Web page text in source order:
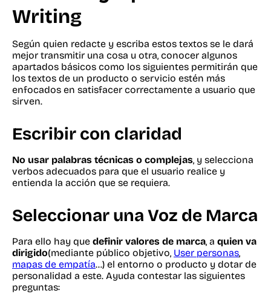
Writing
Según quien redacte y escriba estos textos se le dará
mejor transmitir una cosa u otra, conocer algunos
apartados básicos como los siguientes permitirán que
los textos de un producto o servicio estén más
enfocados en satisfacer correctamente a usuario que
sirven.
Escribir con claridad
No usar palabras técnicas o complejas, y selecciona
verbos adecuados para que el usuario realice y
entienda la acción que se requiera.
Seleccionar una Voz de Marca
Para ello hay que definir valores de marca, a quien va
dirigido(mediante público objetivo, User personas,
mapas de empatía…) el entorno o producto y dotar de
personalidad a este. Ayuda contestar las siguientes
preguntas: